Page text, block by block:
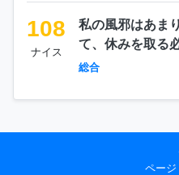
108
ナイス
私の風邪はあま
て、休みを取る
総合
ページ